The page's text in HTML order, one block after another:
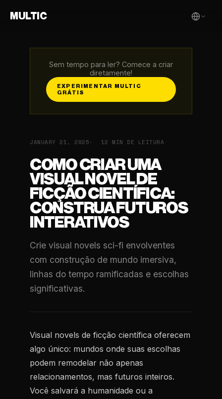
MULTIC
Sem tempo para ler? Comece a criar
diretamente!
EXPERIMENTAR MULTIC
GRÁTIS
JANUARY 21, 2025 12 MIN DE LEITURA
COMO CRIAR UMA
VISUAL NOVEL DE
FICÇÃO CIENTÍFICA:
CONSTRUA FUTUROS
INTERATIVOS
Crie visual novels sci-fi envolventes
com construção de mundo imersiva,
linhas do tempo ramificadas e escolhas
significativas.
Visual novels de ficção científica oferecem
algo único: mundos onde suas escolhas
podem remodelar não apenas
relacionamentos, mas futuros inteiros.
Você salvará a humanidade ou a